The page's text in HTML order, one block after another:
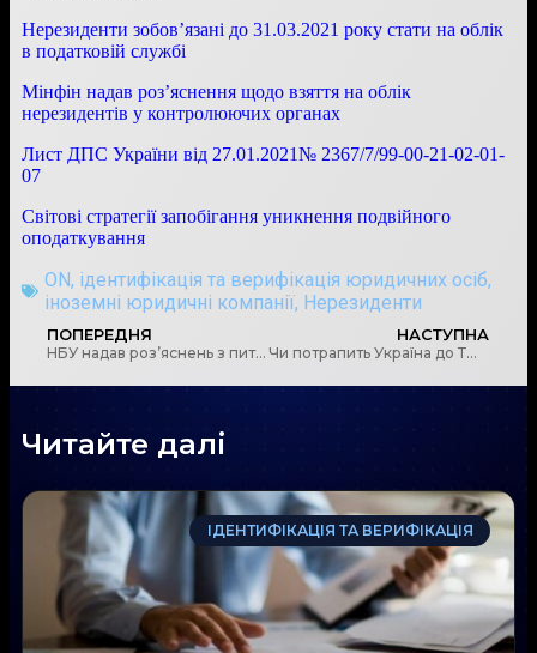
Нерезиденти зобов’язані до 31.03.2021 року стати на облік
в податковій службі
Мінфін надав роз’яснення щодо взяття на облік
нерезидентів у контролюючих органах
Лист ДПС України від 27.01.2021№ 2367/7/99-00-21-02-01-
07
Світові стратегії запобігання уникнення подвійного
оподаткування
ON, ідентифікація та верифікація юридичних осіб,
іноземні юридичні компанії, Нерезиденти
ПОПЕРЕДНЯ
НБУ надав роз’яснень з питань фінансового моніторингу
НАСТУПНА
Чи потрапить Україна до ТОП-10 криптодержав світу
Читайте далі
ІДЕНТИФІКАЦІЯ ТА ВЕРИФІКАЦІЯ